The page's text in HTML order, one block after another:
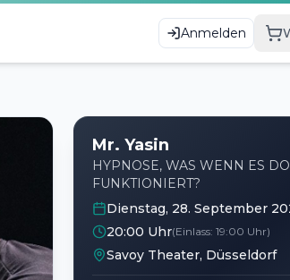
Anmelden
Mr. Yasin
HYPNOSE, WAS WENN ES
FUNKTIONIERT?
Dienstag, 28. September
20:00 Uhr(Einlass: 19:00 Uhr)
Savoy Theater, Düsseldorf